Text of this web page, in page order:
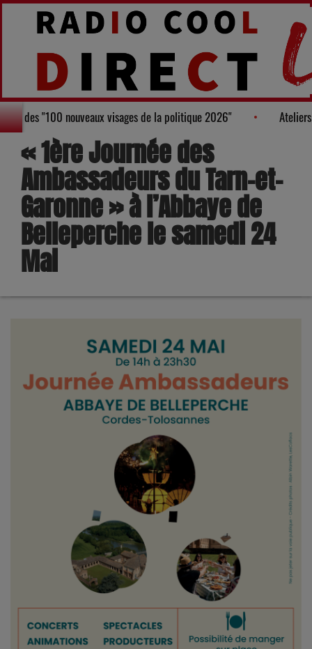
au Palmarès des "100 nouveaux visages de la politique 2026"
« 1ère Journée des
Ambassadeurs du Tarn-et-
Garonne » à l’Abbaye de
Belleperche le samedi 24
Mai